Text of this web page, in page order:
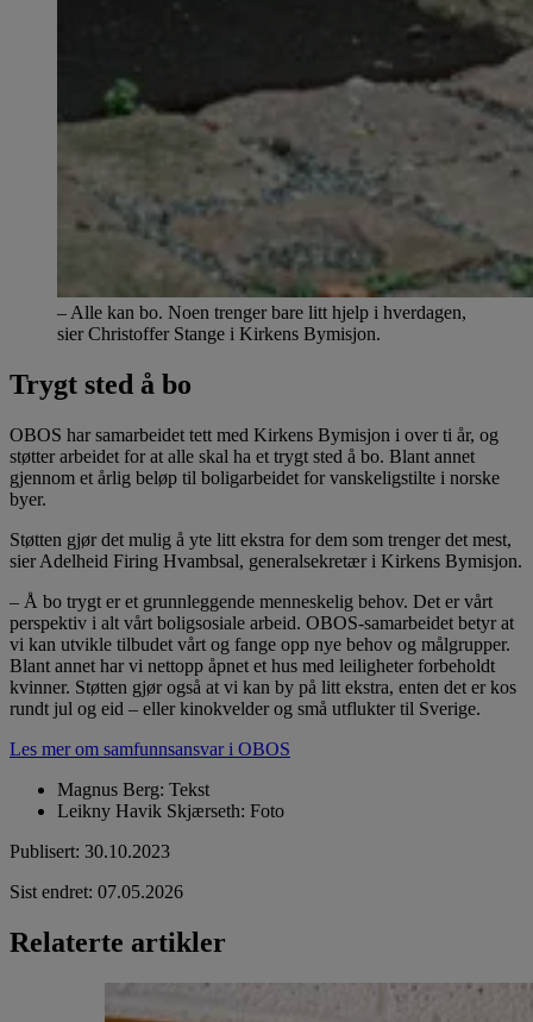
– Alle kan bo. Noen trenger bare litt hjelp i hverdagen,
sier Christoffer Stange i Kirkens Bymisjon.
Trygt sted å bo
OBOS har samarbeidet tett med Kirkens Bymisjon i over ti år, og
støtter arbeidet for at alle skal ha et trygt sted å bo. Blant annet
gjennom et årlig beløp til boligarbeidet for vanskeligstilte i norske
byer.
Støtten gjør det mulig å yte litt ekstra for dem som trenger det mest,
sier Adelheid Firing Hvambsal, generalsekretær i Kirkens Bymisjon.
– Å bo trygt er et grunnleggende menneskelig behov. Det er vårt
perspektiv i alt vårt boligsosiale arbeid. OBOS-samarbeidet betyr at
vi kan utvikle tilbudet vårt og fange opp nye behov og målgrupper.
Blant annet har vi nettopp åpnet et hus med leiligheter forbeholdt
kvinner. Støtten gjør også at vi kan by på litt ekstra, enten det er kos
rundt jul og eid – eller kinokvelder og små utflukter til Sverige.
Les mer om samfunnsansvar i OBOS
Magnus Berg: Tekst
Leikny Havik Skjærseth: Foto
Publisert: 30.10.2023
Sist endret: 07.05.2026
Relaterte artikler